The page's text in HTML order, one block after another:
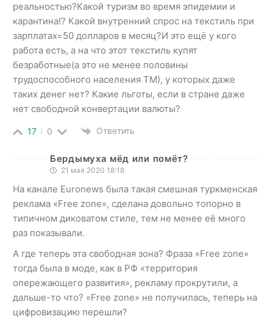
реальностью?Какой туризм во время эпидемии и
карантина!? Какой внутренний спрос на текстиль при
зарплатах=50 долларов в месяц?И это ещё у кого
работа есть, а на что этот текстиль купят
безработные(а это не менее половины
трудоспособного населения ТМ), у которых даже
таких денег нет? Какие льготы, если в стране даже
нет свободной конвертации валюты?
17 0 Ответить
Бердымуха мёд или помёт?
21 мая 2020 18:18
На канале Euronews была такая смешная туркменская
реклама «Free zone», сделана довольно топорно в
типичном диковатом стиле, тем не менее её много
раз показывали.
А где теперь эта свободная зона? Фраза «Free zone»
тогда была в моде, как в РФ «территория
опережающего развития», рекламу прокрутили, а
дальше-то что? «Free zone» не получилась, теперь на
цифровизацию перешли?